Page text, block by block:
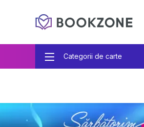
Categorii de carte